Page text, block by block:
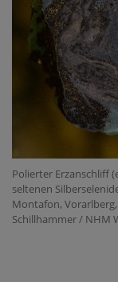
Polierter Erzanschliff
seltenen
Montafon,
Schillhammer / NHM